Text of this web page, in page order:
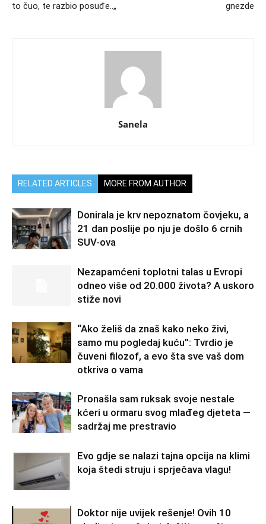
to čuo, te razbio posuđe..„
gnezde
Sanela
RELATED ARTICLES MORE FROM AUTHOR
Donirala je krv nepoznatom čovjeku, a
21 dan poslije po nju je došlo 6 crnih
SUV-ova
Nezapamćeni toplotni talas u Evropi
odneo više od 20.000 života? A uskoro
stiže novi
“Ako želiš da znaš kako neko živi,
samo mu pogledaj kuću”: Tvrdio je
čuveni filozof, a evo šta sve vaš dom
otkriva o vama
Pronašla sam ruksak svoje nestale
kćeri u ormaru svog mlađeg djeteta —
sadržaj me prestravio
Evo gdje se nalazi tajna opcija na klimi
koja štedi struju i sprječava vlagu!
Doktor nije uvijek rešenje! Ovih 10